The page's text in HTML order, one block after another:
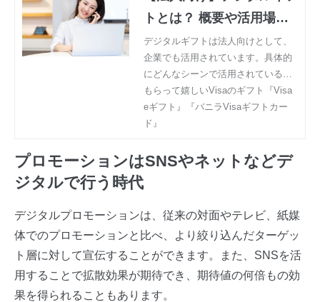
トとは？ 概要や活用場
面、おすすめを紹介 | もら
って嬉しいVisaのギフト
『Visa eギフト』『バニラ
Visaギフトカード』
デジタルギフトは法人向けとして、
企業でも活用されています。具体的
にどんなシーンで活用されている
か、どんな課題が解決できるのでし
ょうか。法人向けデジタルギフトに
ついて、その活用場面や効果を見て
ギフトを紹介します。
もらって嬉しいVisaのギフト『Visa
eギフト』『バニラVisaギフトカー
ド』
プロモーションはSNSやネットなどデ
ジタルで行う時代
デジタルプロモーションは、従来の対面やテレビ、紙媒
体でのプロモーションと比べ、より絞り込んだターゲッ
ト層に対して宣伝することができます。また、SNSを活
用することで拡散効果が期待でき、期待値の何倍もの効
果を得られることもあります。